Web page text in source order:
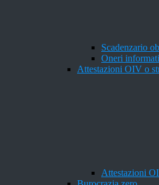
Scadenzario
Oneri
Attestazioni OIV o
Attestazioni